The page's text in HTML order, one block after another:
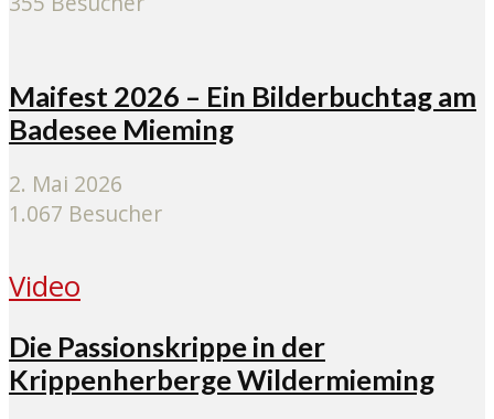
Maifest 2026 – Ein Bilderbuchtag am
Badesee Mieming
2. Mai 2026
1.067 Besucher
Video
Die Passionskrippe in der
Krippenherberge Wildermieming